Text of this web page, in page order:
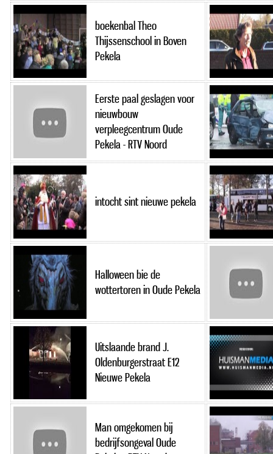
boekenbal Theo
Thijssenschool in Boven
Pekela
Eerste paal geslagen voor
nieuwbouw
verpleegcentrum Oude
Pekela - RTV Noord
intocht sint nieuwe pekela
Halloween bie de
wottertoren in Oude Pekela
Uitslaande brand J.
Oldenburgerstraat E12
Nieuwe Pekela
Man omgekomen bij
bedrijfsongeval Oude